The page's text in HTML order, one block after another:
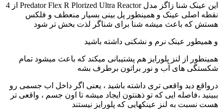
این عینک شنا زاگز مدل Predator Flex R Plorized Ultra Reactor از 4
نقطه اصلی عینک و همینطور پل بینی بسیار منعطف و فلکس
هستش که باعث میشه شنا برای شناگر لذت بخش تر شود
و همیطور عینک نرم و نشکنی داشته باشید
همینطور از لنز پلورایز هم پشتیبانی میکند که باعث میشود تمام
شکستگی های آب و نور براتون برطرف بشه
درواقع دید واقعی تری داشته باشید ، یعنی اگر داخل اب جسمی رو
ببینید ،فاصله ایی که تو ذهنتون ایجاد میشه تا اون جسم ، واقعی تر
هست نسبت به لنز عینکهایی که پلورایز نیستند